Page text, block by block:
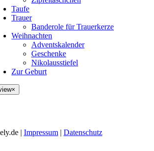
Taufe
Trauer
Banderole für Trauerkerze
Weihnachten
Adventskalender
Geschenke
Nikolausstiefel
Zur Geburt
×
| Impressum | Datenschutz